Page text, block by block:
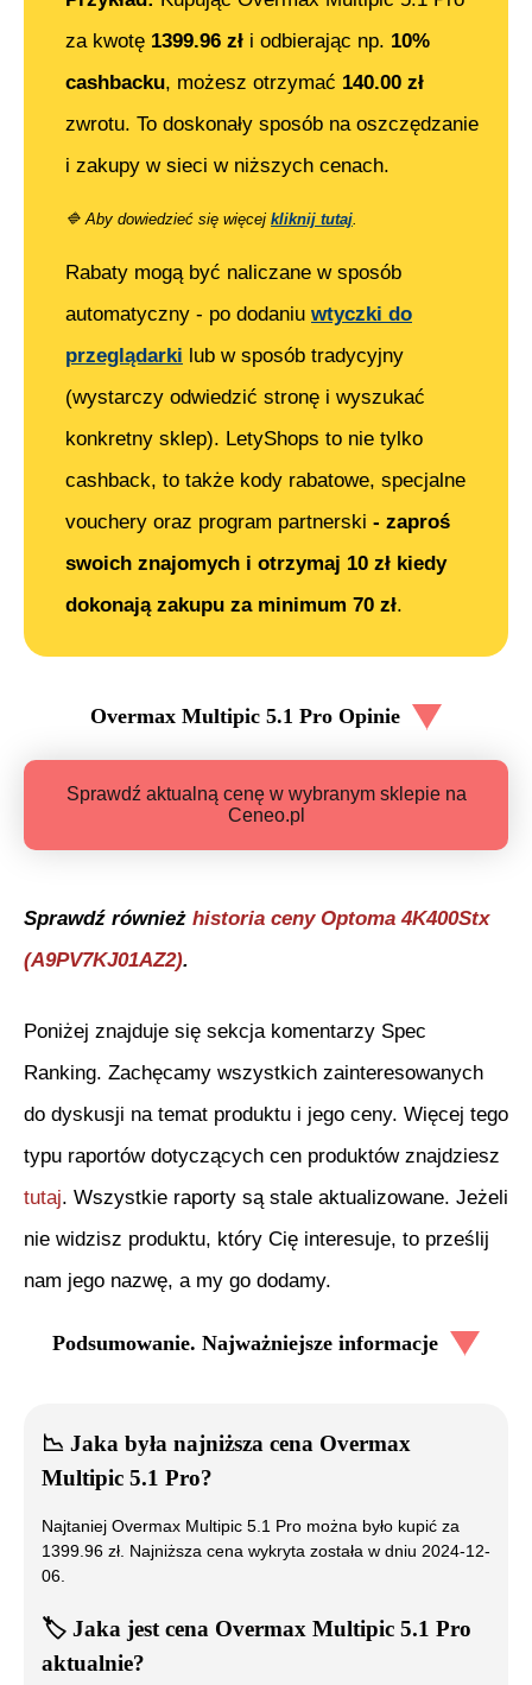
za kwotę 1399.96 zł i odbierając np. 10%
cashbacku, możesz otrzymać 140.00 zł
zwrotu. To doskonały sposób na oszczędzanie
i zakupy w sieci w niższych cenach.
🔷 Aby dowiedzieć się więcej kliknij tutaj.
Rabaty mogą być naliczane w sposób
automatyczny - po dodaniu wtyczki do
przeglądarki lub w sposób tradycyjny
(wystarczy odwiedzić stronę i wyszukać
konkretny sklep). LetyShops to nie tylko
cashback, to także kody rabatowe, specjalne
vouchery oraz program partnerski - zaproś
swoich znajomych i otrzymaj 10 zł kiedy
dokonają zakupu za minimum 70 zł.
Overmax Multipic 5.1 Pro Opinie
Sprawdź aktualną cenę w wybranym sklepie na
Ceneo.pl
Sprawdź również historia ceny Optoma 4K400Stx
(A9PV7KJ01AZ2).
Poniżej znajduje się sekcja komentarzy Spec
Ranking. Zachęcamy wszystkich zainteresowanych
do dyskusji na temat produktu i jego ceny. Więcej tego
typu raportów dotyczących cen produktów znajdziesz
tutaj. Wszystkie raporty są stale aktualizowane. Jeżeli
nie widzisz produktu, który Cię interesuje, to prześlij
nam jego nazwę, a my go dodamy.
Podsumowanie. Najważniejsze informacje
📉 Jaka była najniższa cena Overmax
Multipic 5.1 Pro?
Najtaniej Overmax Multipic 5.1 Pro można było kupić za
1399.96 zł. Najniższa cena wykryta została w dniu 2024-12-
06
🏷️ Jaka jest cena Overmax Multipic 5.1 Pro
aktualnie?